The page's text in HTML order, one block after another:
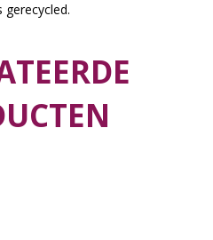
gerecycled.